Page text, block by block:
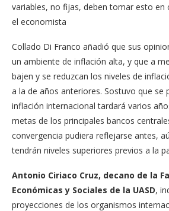
variables, no fijas, deben tomar esto en
el economista
Collado Di Franco añadió que sus
un ambiente de inflación alta, y que a
bajen y se reduzcan los niveles de
a la de años anteriores. Sostuvo que se
inflación internacional tardará varios
metas de los principales bancos
convergencia pudiera reflejarse antes,
tendrán niveles superiores previos a la
Antonio Ciriaco Cruz, decano de la
Económicas y Sociales de la UASD,
proyecciones de los organismos